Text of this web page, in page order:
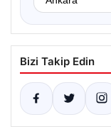
Bizi Takip Edin